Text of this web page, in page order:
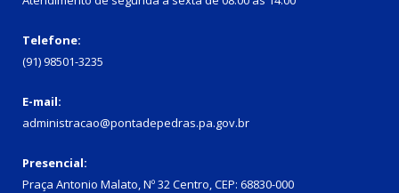
Telefone:
(91) 98501-3235
E-mail:
administracao@pontadepedras.pa.gov.br
Presencial:
Praça Antonio Malato, Nº 32 Centro, CEP: 68830-000